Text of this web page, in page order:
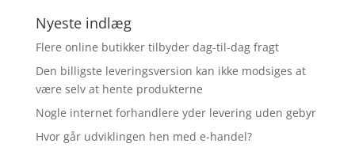
Nyeste indlæg
Flere online butikker tilbyder dag-til-dag fragt
Den billigste leveringsversion kan ikke modsiges at
være selv at hente produkterne
Nogle internet forhandlere yder levering uden gebyr
Hvor går udviklingen hen med e-handel?